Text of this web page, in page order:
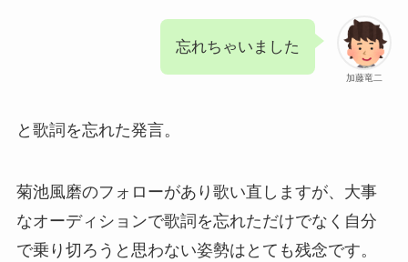
加藤竜二
忘れちゃいました
と歌詞を忘れた発言。
菊池風磨のフォローがあり歌い直しますが、大事
なオーディションで歌詞を忘れただけでなく自分
で乗り切ろうと思わない姿勢はとても残念です。